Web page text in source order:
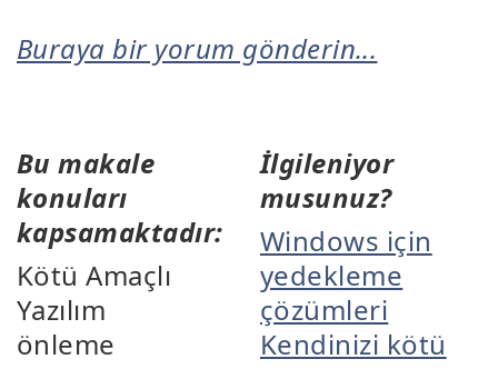
Buraya bir yorum gönderin...
Bu makale
konuları
kapsamaktadır:
Kötü Amaçlı
Yazılım
önleme
İlgileniyor
musunuz?
Windows için
yedekleme
çözümleri
Kendinizi kötü